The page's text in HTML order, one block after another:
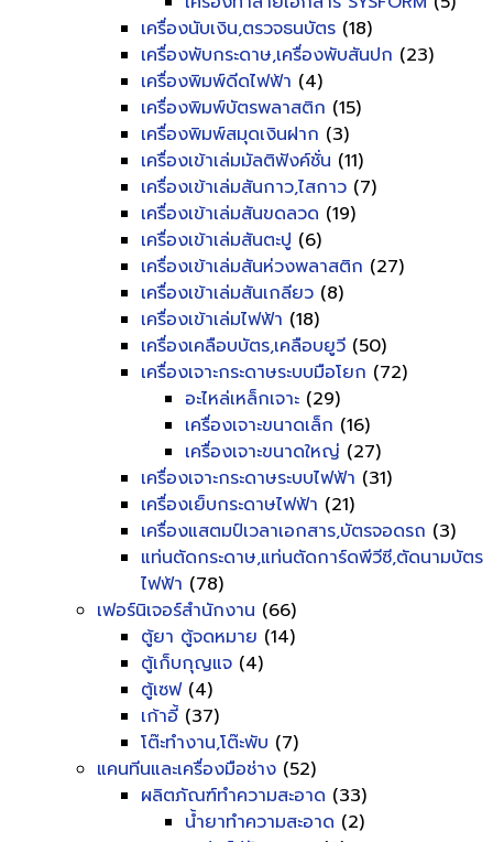
เครื่องนับเงิน,ตรวจธนบัตร (18)
เครื่องพับกระดาษ,เครื่องพับสันปก (23)
เครื่องพิมพ์ดีดไฟฟ้า (4)
เครื่องพิมพ์บัตรพลาสติก (15)
เครื่องพิมพ์สมุดเงินฝาก (3)
เครื่องเข้าเล่มมัลติฟังค์ชั่น (11)
เครื่องเข้าเล่มสันกาว,ไสกาว (7)
เครื่องเข้าเล่มสันขดลวด (19)
เครื่องเข้าเล่มสันตะปู (6)
เครื่องเข้าเล่มสันห่วงพลาสติก (27)
เครื่องเข้าเล่มสันเกลียว (8)
เครื่องเข้าเล่มไฟฟ้า (18)
เครื่องเคลือบบัตร,เคลือบยูวี (50)
เครื่องเจาะกระดาษระบบมือโยก (72)
อะไหล่เหล็กเจาะ (29)
เครื่องเจาะขนาดเล็ก (16)
เครื่องเจาะขนาดใหญ่ (27)
เครื่องเจาะกระดาษระบบไฟฟ้า (31)
เครื่องเย็บกระดาษไฟฟ้า (21)
เครื่องแสตมป์เวลาเอกสาร,บัตรจอดรถ (3)
แท่นตัดกระดาษ,แท่นตัดการ์ดพีวีซี,ตัดนามบัตร
ไฟฟ้า (78)
เฟอร์นิเจอร์สำนักงาน (66)
ตู้ยา ตู้จดหมาย (14)
ตู้เก็บกุญแจ (4)
ตู้เซฟ(4)
เก้าอี้ (37)
โต๊ะทำงาน,โต๊ะพับ (7)
แคนทีนและเครื่องมือช่าง (52)
ผลิตภัณฑ์ทำความสะอาด (33)
น้ำยาทำความสะอาด (2)